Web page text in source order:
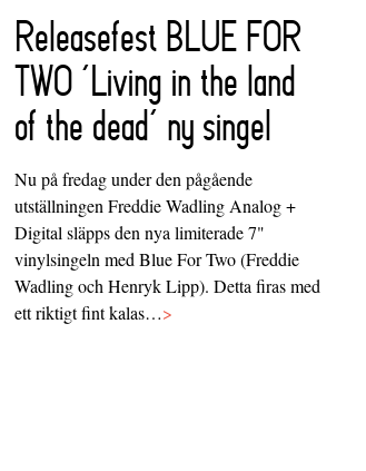
Releasefest BLUE FOR
TWO ‘Living in the land
of the dead’ ny singel
Nu på fredag under den pågående
utställningen Freddie Wadling Analog +
Digital släpps den nya limiterade 7"
vinylsingeln med Blue For Two (Freddie
Wadling och Henryk Lipp). Detta firas med
ett riktigt fint kalas…>